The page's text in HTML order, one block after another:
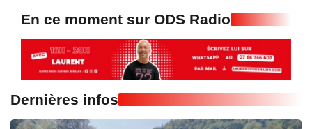
En ce moment sur ODS Radio
Dernières infos